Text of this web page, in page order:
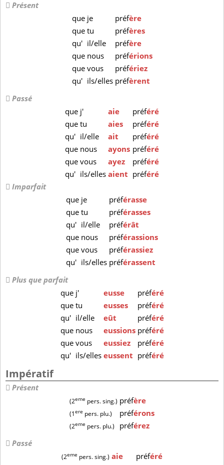
Présent
que je préfère
que tu préfères
qu' il/elle préfère
que nous préférions
que vous préfériez
qu' ils/elles préfèrent
Passé
que j' aie préféré
quetu aies préféré
qu' il/elle ait préféré
que nous ayons préféré
quevous ayez préféré
qu' ils/ellesaient préféré
Imparfait
que je préférasse
quetu préférasses
qu' il/elle préférât
que nous préférassions
quevous préférassiez
qu' ils/elles préférassent
Plus que parfait
que j' eusse préféré
que tu eusses préféré
qu' il/elle eût préféré
que nous eussions préféré
que vous eussiez préféré
qu' ils/elles eussent préféré
Impératif
Présent
(2eme pers. sing.) préfère
(1ere pers. plu.) préférons
(2eme pers. plu.) préférez
Passé
(2eme pers. sing.) aie préféré